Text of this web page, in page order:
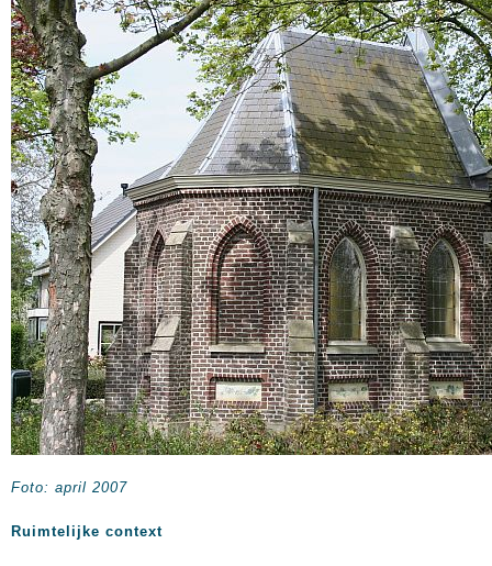
Foto: april 2007
Ruimtelijke context